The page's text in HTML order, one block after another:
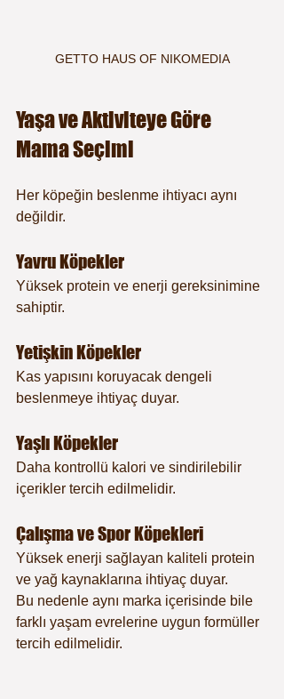
GETTO HAUS OF NIKOMEDIA
Yaşa ve Aktiviteye Göre
Mama Seçimi
Her köpeğin beslenme ihtiyacı aynı
değildir.
Yavru Köpekler
Yüksek protein ve enerji gereksinimine
sahiptir.
Yetişkin Köpekler
Kas yapısını koruyacak dengeli
beslenmeye ihtiyaç duyar.
Yaşlı Köpekler
Daha kontrollü kalori ve sindirilebilir
içerikler tercih edilmelidir.
Çalışma ve Spor Köpekleri
Yüksek enerji sağlayan kaliteli protein
ve yağ kaynaklarına ihtiyaç duyar.
Bu nedenle aynı marka içerisinde bile
farklı yaşam evrelerine uygun formüller
tercih edilmelidir.